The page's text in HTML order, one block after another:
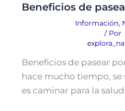
Beneficios de
Información,
/ Por
Beneficios de pasear
hace mucho tiempo, se
es caminar para la